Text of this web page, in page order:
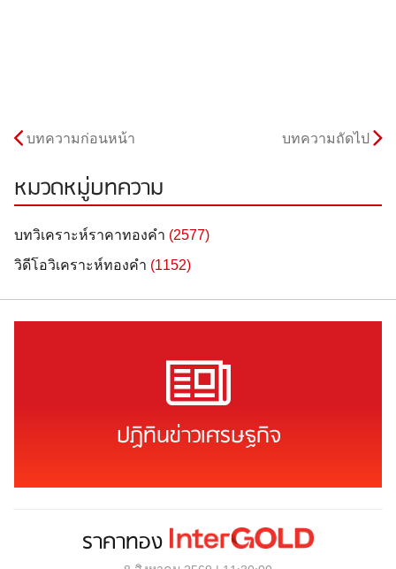
บทความก่อนหน้า บทความถัดไป
หมวดหมู่บทความ
บทวิเคราะห์ราคาทองคำ (2577)
วิดีโอวิเคราะห์ทองคำ (1152)
ปฏิทินข่าวเศรษฐกิจ
ราคาทอง